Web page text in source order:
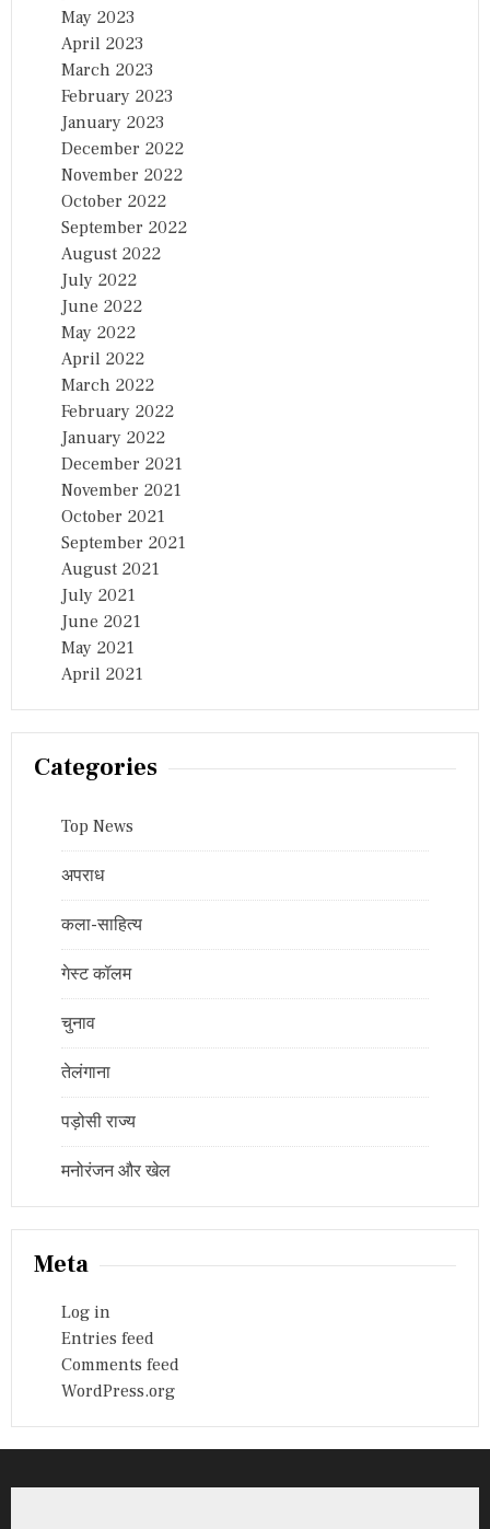
May 2023
April 2023
March 2023
February 2023
January 2023
December 2022
November 2022
October 2022
September 2022
August 2022
July 2022
June 2022
May 2022
April 2022
March 2022
February 2022
January 2022
December 2021
November 2021
October 2021
September 2021
August 2021
July 2021
June 2021
May 2021
April 2021
Categories
Top News
अपराध
कला-साहित्य
गेस्ट कॉलम
चुनाव
तेलंगाना
पड़ोसी राज्य
मनोरंजन और खेल
Meta
Log in
Entries feed
Comments feed
WordPress.org